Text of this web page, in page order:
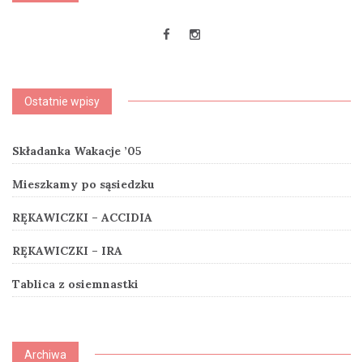
Ostatnie wpisy
Składanka Wakacje ’05
Mieszkamy po sąsiedzku
RĘKAWICZKI – ACCIDIA
RĘKAWICZKI – IRA
Tablica z osiemnastki
Archiwa